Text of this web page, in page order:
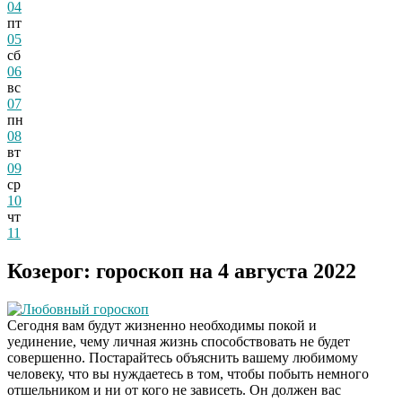
04
пт
05
сб
06
вс
07
пн
08
вт
09
ср
10
чт
11
Козерог: гороскоп на 4 августа 2022
Любовный гороскоп
Сегодня вам будут жизненно необходимы покой и
уединение, чему личная жизнь способствовать не будет
совершенно. Постарайтесь объяснить вашему любимому
человеку, что вы нуждаетесь в том, чтобы побыть немного
отшельником и ни от кого не зависеть. Он должен вас